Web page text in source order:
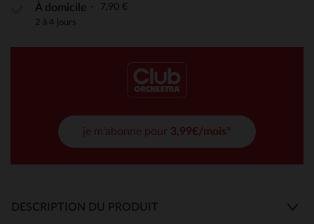
À domicile 7,90 €
2 à 4 jours
je m'abonne pour 3,99€/mois*
DESCRIPTION DU PRODUIT